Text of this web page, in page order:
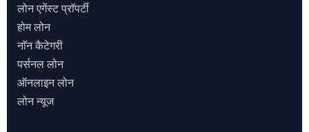
लोन एगेंस्ट प्राॅपर्टी
होम लोन
नाॅन कैटेगरी
पर्सनल लोन
ऑनलाइन लोन
लोन न्यूज